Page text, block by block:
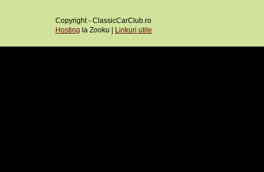
Copyright - ClassicCarClub.ro
Hosting la Zooku | Linkuri utile